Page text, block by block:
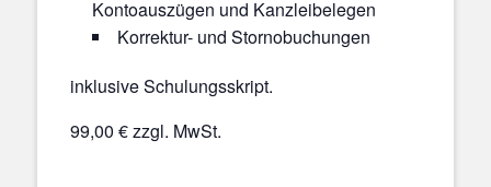
Kontoauszügen und Kanzleibelegen
Korrektur- und Stornobuchungen
inklusive Schulungsskript.
99,00 € zzgl. MwSt.